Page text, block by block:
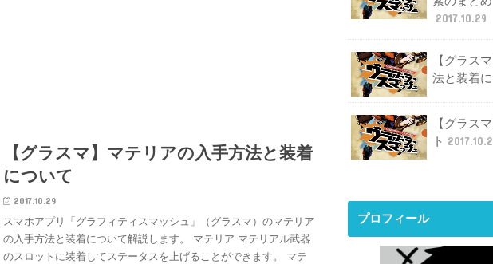
【グラスマ】マテリアの入手方法と装着
について
2017.10.29
スマホアプリ「グラフィティスマッシュ」（グラスマ）のマテリア
の入手方法と装着について解説します。 マテリア マテリアル武器
のスロットに装着してステータスを上げることができます。 マテ
2017.10.29
【グラス
法と装着
【グラス
ト
プロフィール